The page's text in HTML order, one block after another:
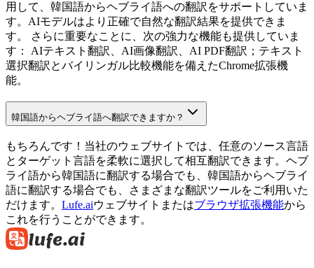
用して、韓国語からヘブライ語への翻訳をサポートしていま
す。AIモデルはより正確で自然な翻訳結果を提供できま
す。 さらに重要なことに、次の強力な機能も提供していま
す： AIテキスト翻訳、AI画像翻訳、AI PDF翻訳；テキスト
選択翻訳とバイリンガル比較機能を備えたChrome拡張機
能。
韓国語からヘブライ語へ翻訳できますか？
もちろんです！当社のウェブサイトでは、任意のソース言語
とターゲット言語を柔軟に選択して相互翻訳できます。ヘブ
ライ語から韓国語に翻訳する場合でも、韓国語からヘブライ
語に翻訳する場合でも、さまざまな翻訳ツールをご利用いた
だけます。 Lufe.aiウェブサイトまたはブラウザ拡張機能から
これを行うことができます。